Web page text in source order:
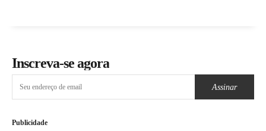
Inscreva-se agora
Assinar
Publicidade